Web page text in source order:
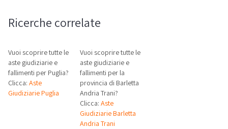
Ricerche correlate
Vuoi scoprire tutte le
aste giudiziarie e
fallimenti per Puglia?
Clicca: Aste
Giudiziarie Puglia
Vuoi scoprire tutte le
aste giudiziarie e
fallimenti per la
provincia di Barletta
Andria Trani?
Clicca:Aste
Giudiziarie Barletta
Andria Trani